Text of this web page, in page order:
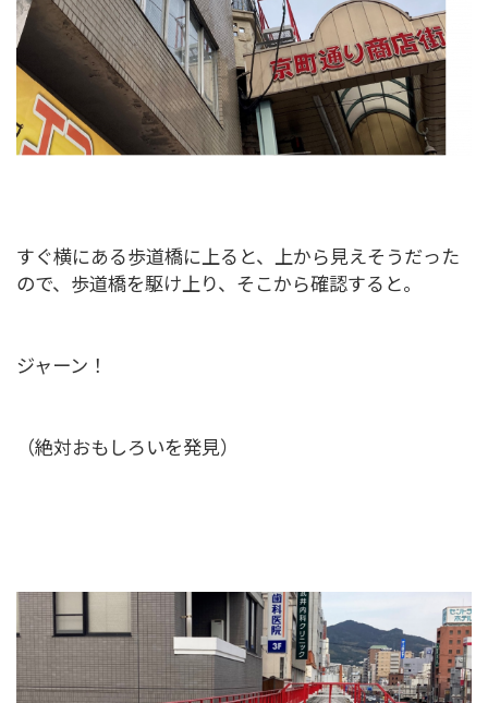
すぐ横にある歩道橋に上ると、上から見えそうだった
ので、歩道橋を駆け上り、そこから確認すると。
ジャーン！
（絶対おもしろいを発見）